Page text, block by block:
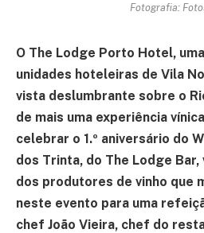
Fotografia:
O The Lodge Porto Hotel,
unidades hoteleiras de Vila
vista deslumbrante sobre o
de mais uma experiência
celebrar o 1.º aniversário do
dos Trinta, do The Lodge
dos produtores de vinho que
neste evento para uma
chef João Vieira, chef do